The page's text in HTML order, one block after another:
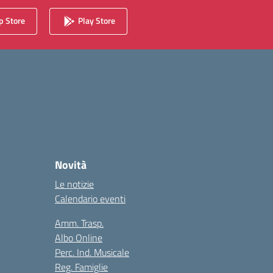
Store Play Store
Novità
Le notizie
Calendario eventi
Amm. Trasp.
Albo Online
Perc. Ind. Musicale
Reg. Famiglie